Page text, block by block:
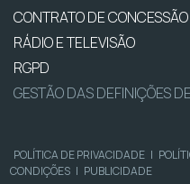
CONTRATO DE
RÁDIO E TELEVISÃO
RGPD
GESTÃO DAS DEFINIÇÕES
POLÍTICA DE PRIVACIDADE |
CONDIÇÕES | PUBLICIDADE